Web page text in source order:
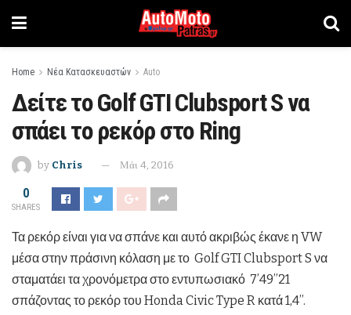
Home Νέα Κατασκευαστών Auto
Δείτε το Golf GTI Clubsport S να
σπάει το ρεκόρ στο Ring
by Chris Μάι 4, 2016
0
SHARES
Τα ρεκόρ είναι για να σπάνε και αυτό ακριβώς έκανε η VW
μέσα στην πράσινη κόλαση με το Golf GTI Clubsport S να
σταματάει τα χρονόμετρα στο εντυπωσιακό 7’49’’21
σπάζοντας το ρεκόρ του Honda Civic Type R κατά 1,4’’.